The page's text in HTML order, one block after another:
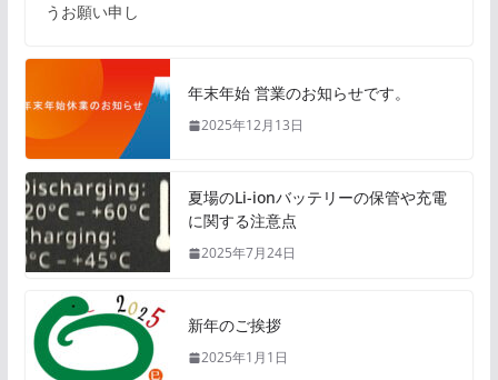
うお願い申し
年末年始 営業のお知らせです。
2025年12月13日
夏場のLi-ionバッテリーの保管や充電
に関する注意点
2025年7月24日
新年のご挨拶
2025年1月1日